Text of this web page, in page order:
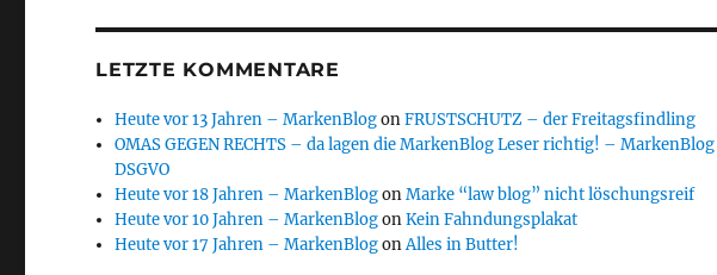
LETZTE KOMMENTARE
Heute vor 13 Jahren – MarkenBlogonFRUSTSCHUTZ – der Freitagsfindling
OMAS GEGEN RECHTS – da lagen die MarkenBlog Leser richtig! – MarkenBlog
DSGVO
Heute vor 18 Jahren – MarkenBlogonMarke “law blog” nicht löschungsreif
Heute vor 10 Jahren – MarkenBlogonKein Fahndungsplakat
Heute vor 17 Jahren – MarkenBlogonAlles in Butter!